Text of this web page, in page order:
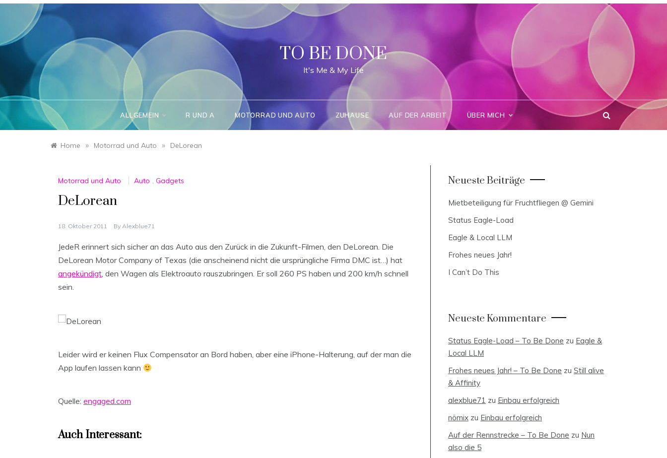
Skip
TO BE DONE
It's Me & My Life
ALLGEMEIN R UND A MOTORRAD UND AUTO ZUHAUSE AUF DER ARBEIT ÜBER MICH
Home » Motorrad und Auto » DeLorean
Motorrad und Auto Auto , Gadgets
DeLorean
18. Oktober 2011 By Alexblue71
JedeR erinnert sich sicher an das Auto aus den Zurück in die Zukunft-Filmen, den DeLorean. Die
DeLorean Motor Company of Texas (die anscheinend nicht die ursprüngliche Firma DMC ist…) hat
angekündigt, den Wagen als Elektroauto rauszubringen. Er soll 260 PS haben und 200 km/h schnell
sein.
Leider wird er keinen Flux Compensator an Bord haben, aber eine iPhone-Halterung, auf der man die
App laufen lassen kann
Quelle: engaged.com
Auch Interessant:
Neueste Beiträge
Mietbeteiligung für Fruchtfliegen @ Gemini
Status Eagle-Load
Eagle & Local LLM
Frohes neues Jahr!
I Can’t Do This
Neueste Kommentare
Status Eagle-Load – To Be Done zu Eagle &
Local LLM
Frohes neues Jahr! – To Be Done zu Still alive
& Affinity
alexblue71 zu Einbau erfolgreich
nömix zu Einbau erfolgreich
Auf der Rennstrecke – To Be Done zu Nun
also die 5